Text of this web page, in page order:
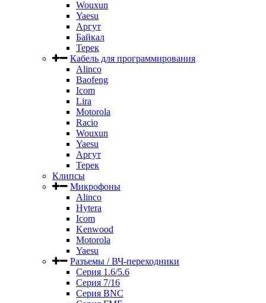
Wouxun
Yaesu
Аргут
Байкал
Терек
Кабель для программирования
Alinco
Baofeng
Icom
Lira
Motorola
Racio
Wouxun
Yaesu
Аргут
Терек
Клипсы
Микрофоны
Alinco
Hytera
Icom
Kenwood
Motorola
Yaesu
Разъемы / ВЧ-переходники
Серия 1.6/5.6
Серия 7/16
Серия BNC